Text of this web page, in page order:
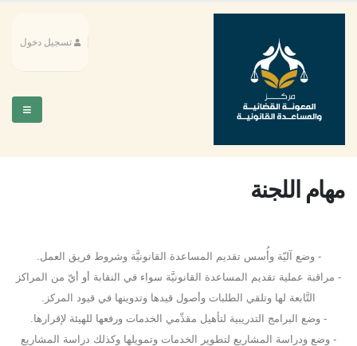
تسجيل دخول
مهام اللجنة
- وضع آليّة وأُسس تقديم المساعدة القانونيَّة وشروط فريق العمل.
- مراقبة عملية تقديم المساعدة القانونيَّة سواء في النقابة أو أيّ من المراكز
التَّابعة لها وتلقي الطلبات وأصول قيدها وتدوينها في قيود المركز.
- وضع البرامج التدريبية لتأهيل مقدِّمي الخدمات ورفعها للهيئة لإقرارها.
- وضع ودراسة المشاريع لتطوير الخدمات وتمويلها وكذلك دراسة المشاريع